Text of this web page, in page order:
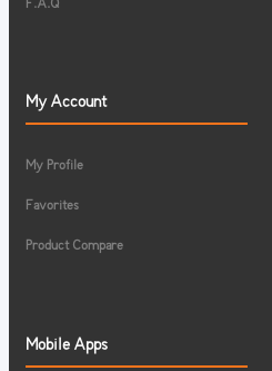
F.A.Q
My Account
My Profile
Favorites
Product Compare
Mobile Apps